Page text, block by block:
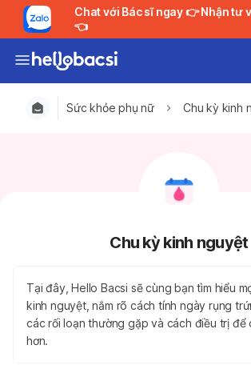
Chat với Bác sĩ ngay 👉 Nhận tư vấn MIỄN PHÍ
👈
Sức khỏe phụ nữ Chu kỳ kinh
Chu kỳ kinh nguyệt
Tại đây, Hello Bacsi sẽ cùng bạn tìm hiểu
kinh nguyệt, nắm rõ cách tính ngày rụng
các rối loạn thường gặp và cách điều trị
hơn.